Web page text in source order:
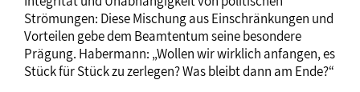
Strömungen: Diese Mischung aus Einschränkungen und
Vorteilen gebe dem Beamtentum seine besondere
Prägung. Habermann: „Wollen wir wirklich anfangen, es
Stück für Stück zu zerlegen? Was bleibt dann am Ende?“